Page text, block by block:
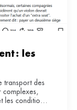
: les
transport des
complexes,
les conditions